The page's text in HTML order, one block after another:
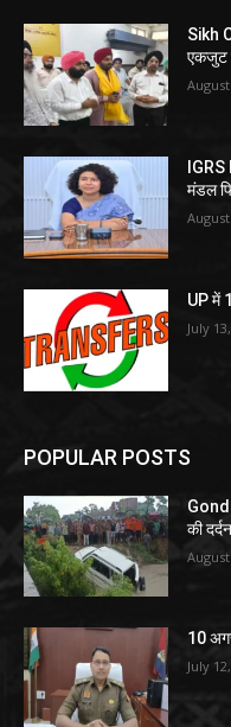
Sikh
एकजुट
मंडल
UP में
July
POPULAR POSTS
की
10
July